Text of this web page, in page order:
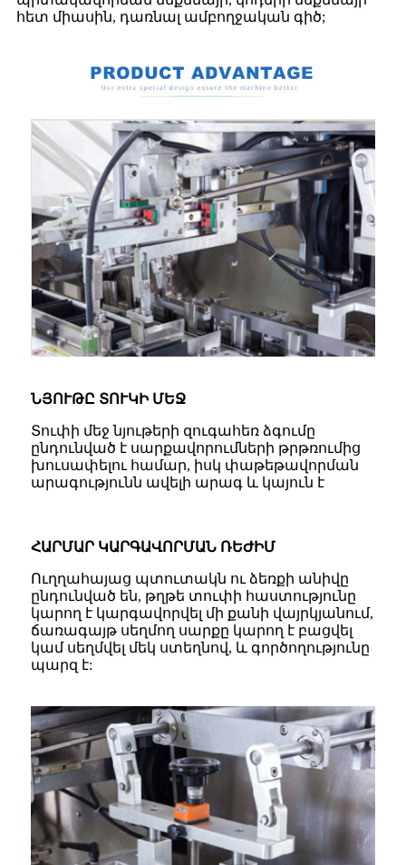
հետ միասին, դառնալ ամբողջական գիծ;
ՆՅՈՒԹԸ ՏՈՒԿԻ ՄԵՋ
Տուփի մեջ նյութերի զուգահեռ ձգումը
ընդունված է սարքավորումների թրթռումից
խուսափելու համար, իսկ փաթեթավորման
արագությունն ավելի արագ և կայուն է
ՀԱՐՄԱՐ ԿԱՐԳԱՎՈՐՄԱՆ ՌԵԺԻՄ
Ուղղահայաց պտուտակն ու ձեռքի անիվը
ընդունված են, թղթե տուփի հաստությունը
կարող է կարգավորվել մի քանի վայրկյանում,
ճառագայթ սեղմող սարքը կարող է բացվել
կամ սեղմվել մեկ ստեղնով, և գործողությունը
պարզ է: